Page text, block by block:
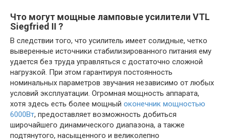
Что могут мощные ламповые усилители VTL
Siegfried II ?
В следствии того, что усилитель имеет солидные, четко
выверенные источники стабилизированного питания ему
удается без труда управляться с достаточно сложной
нагрузкой. При этом гарантируя постоянность
номинальных параметров звучания независимо от любых
условий эксплуатации. Огромная мощность аппарата,
хотя здесь есть более мощный оконечник мощностью
6000Вт, предоставляет возможность добиться
широчайшего динамического диапазона, а также
подтянутого, насыщенного и великолепно